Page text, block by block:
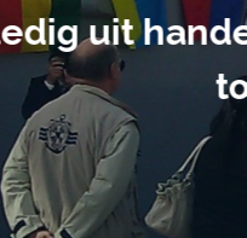
handen
tot in de